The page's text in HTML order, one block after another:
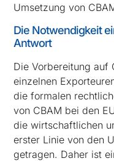
Umsetzung von
Die Notwendigkeit
Antwort
Die Vorbereitung auf
einzelnen
die formalen
von CBAM bei den
die wirtschaftlichen
erster Linie von den
getragen. Daher ist